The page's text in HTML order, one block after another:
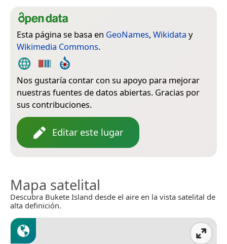
Esta página se basa en GeoNames, Wikidata y
Wikimedia Commons.
Nos gustaría contar con su apoyo para mejorar
nuestras fuentes de datos abiertas. Gracias por
sus contribuciones.
Editar este lugar
Mapa satelital
Descubra Bukete Island desde el aire en la vista satelital de
alta definición.